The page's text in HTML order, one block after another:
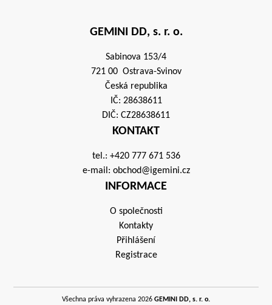
GEMINI DD, s. r. o.
Sabinova 153/4
721 00 Ostrava-Svinov
Česká republika
IČ: 28638611
DIČ: CZ28638611
KONTAKT
tel.: +420 777 671 536
e-mail: obchod@igemini.cz
INFORMACE
O společnosti
Kontakty
Přihlášení
Registrace
Všechna práva vyhrazena 2026 GEMINI DD, s. r. o.